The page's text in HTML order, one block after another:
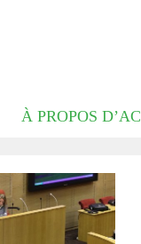
À PROPOS D’AC